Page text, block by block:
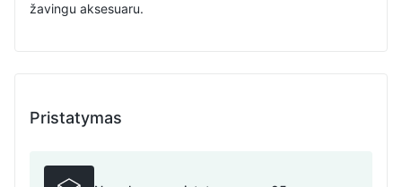
žavingu aksesuaru.
Pristatymas